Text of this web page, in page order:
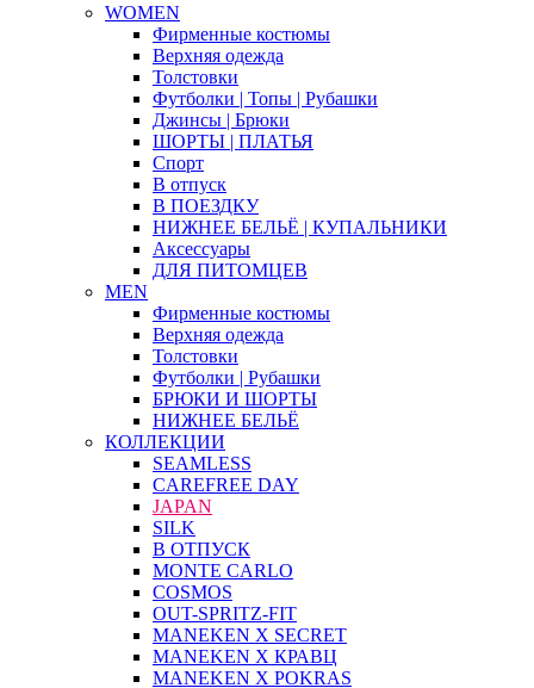
WOMEN
Фирменные костюмы
Верхняя одежда
Толстовки
Футболки | Топы | Рубашки
Джинсы | Брюки
ШОРТЫ | ПЛАТЬЯ
Спорт
В отпуск
В ПОЕЗДКУ
НИЖНЕЕ БЕЛЬЁ | КУПАЛЬНИКИ
Аксессуары
ДЛЯ ПИТОМЦЕВ
MEN
Фирменные костюмы
Верхняя одежда
Толстовки
Футболки | Рубашки
БРЮКИ И ШОРТЫ
НИЖНЕЕ БЕЛЬЁ
КОЛЛЕКЦИИ
SEAMLESS
CAREFREE DAY
JAPAN
SILK
В ОТПУСК
MONTE CARLO
COSMOS
OUT-SPRITZ-FIT
MANEKEN X SECRET
MANEKEN X КРАВЦ
MANEKEN X POKRAS